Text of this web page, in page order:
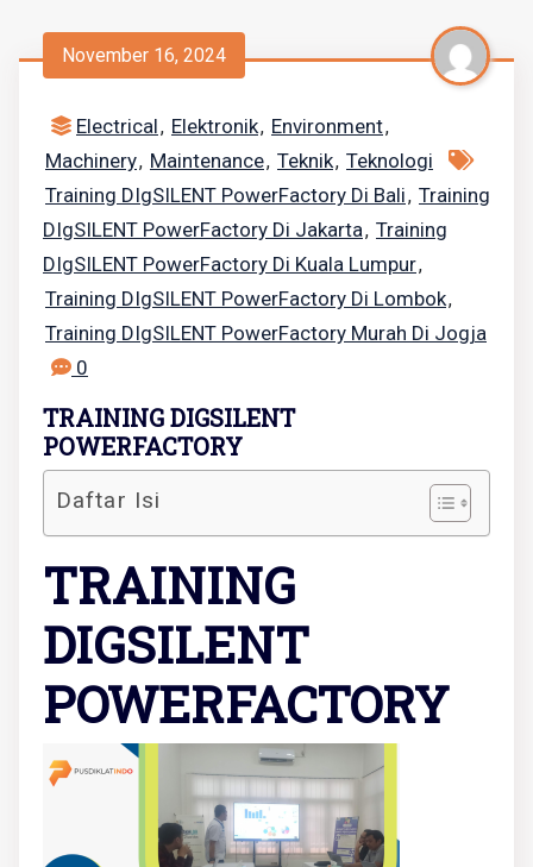
November 16, 2024
Electrical, Elektronik, Environment,
Machinery, Maintenance, Teknik, Teknologi
Training DIgSILENT PowerFactory Di Bali, Training
DIgSILENT PowerFactory Di Jakarta, Training
DIgSILENT PowerFactory Di Kuala Lumpur,
Training DIgSILENT PowerFactory Di Lombok,
Training DIgSILENT PowerFactory Murah Di Jogja
0
TRAINING DIGSILENT
POWERFACTORY
Daftar Isi
TRAINING
DIGSILENT
POWERFACTORY